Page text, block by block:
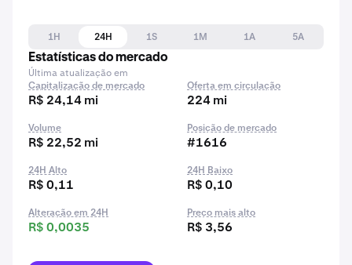
1H 24H 1S 1M 1A
5A
Estatísticas do mercado
Última atualização em
Capitalização de mercado
R$ 24,14 mi
Oferta em circulação
224 mi
Volume
R$ 22,52 mi
Posição de mercado
#1616
24H Alto
R$ 0,11
24H Baixo
R$ 0,10
Alteração em 24H
R$ 0,0035
Preço mais alto
R$ 3,56